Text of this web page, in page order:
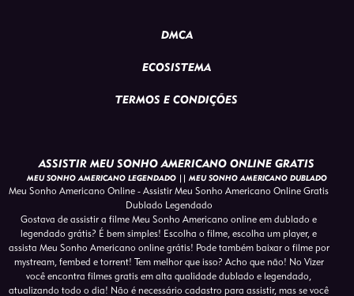
DMCA
ECOSISTEMA
TERMOS E CONDIÇÕES
ASSISTIR MEU SONHO AMERICANO ONLINE GRATIS
MEU SONHO AMERICANO LEGENDADO || MEU SONHO AMERICANO DUBLADO
Meu Sonho Americano Online - Assistir Meu Sonho Americano Online Gratis
Dublado Legendado
Gostava de assistir a filme Meu Sonho Americano online em dublado e
legendado grátis? É bem simples! Escolha o filme, escolha um player, e
assista Meu Sonho Americano online grátis! Pode também baixar o filme por
mystream, fembed e torrent! Tem melhor que isso? Acho que não! No Vizer
você encontra filmes gratis em alta qualidade dublado e legendado,
atualizando todo o dia! Não é necessário cadastro para assistir, mas se você